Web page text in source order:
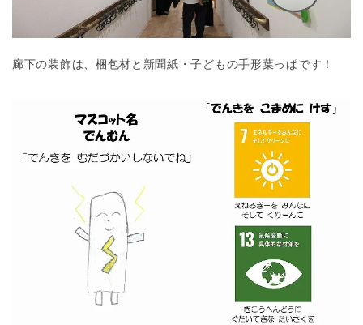
千葉県 全域
埼玉県 埼玉県 全域
兵庫県 兵庫県 全域
廊下の装飾は、梱包材と新聞紙・子どもの手形葉っぱです！